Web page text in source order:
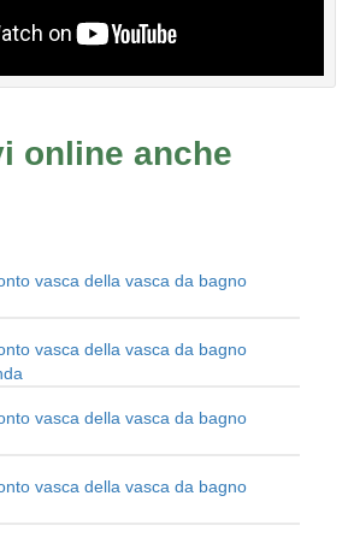
online anche
vasca della vasca da bagno
vasca della vasca da bagno
vasca della vasca da bagno
vasca della vasca da bagno